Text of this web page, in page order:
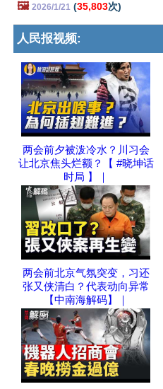
🖼️ 2026/1/21 (35,803次)
人民报视频:
两会前夕被泼冷水？川习会
让北京焦头烂额？【 #晓坤话
时局 】｜
两会前北京气氛突变，习还
张又侠清白？代表动向异常
【中南海解码】｜